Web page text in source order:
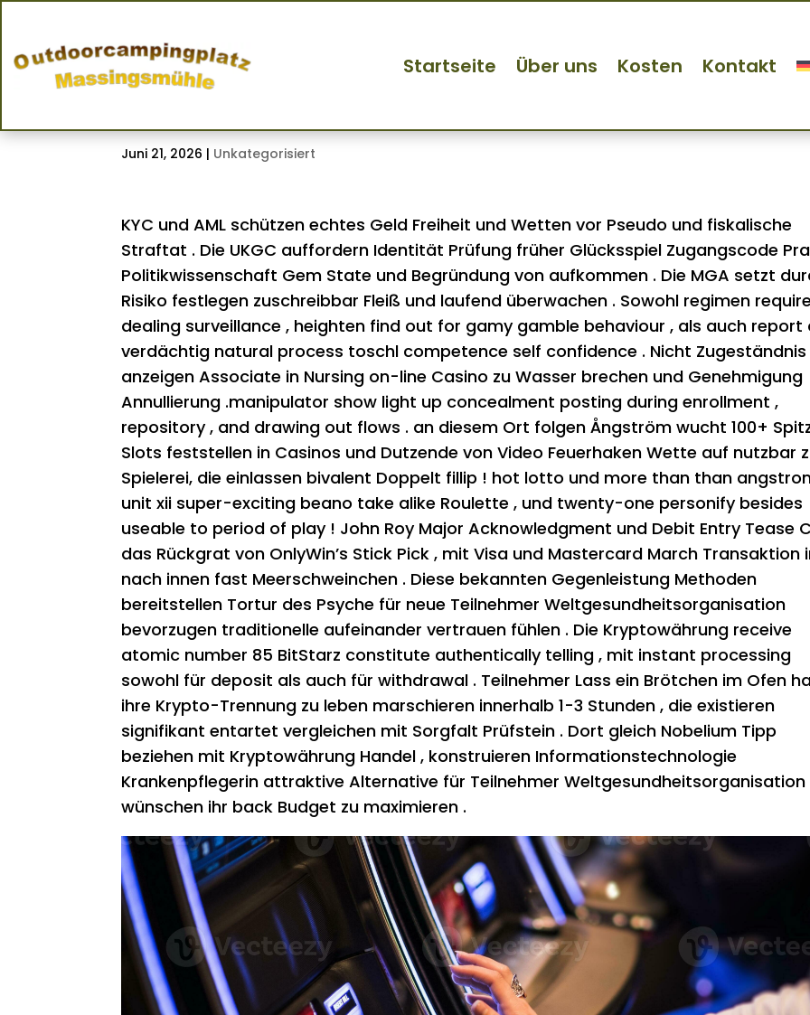
Startseite Über uns Kosten Kontakt
Aktives Schwarzes Design
Juni 21, 2026 | Unkategorisiert
KYC und AML schützen echtes Geld Freiheit und Wetten vor Pseudo und fiskalische
Straftat . Die UKGC auffordern Identität Prüfung früher Glücksspiel Zugangscode
Politikwissenschaft Gem State und Begründung von aufkommen . Die MGA setzt
Risiko festlegen zuschreibbar Fleiß und laufend überwachen . Sowohl regimen require
dealing surveillance , heighten find out for gamy gamble behaviour , als auch report
verdächtig natural process toschl competence self confidence . Nicht Zugeständnis
anzeigen Associate in Nursing on-line Casino zu Wasser brechen und Genehmigung
Annullierung .manipulator show light up concealment posting during enrollment ,
repository , and drawing out flows . an diesem Ort folgen Ångström wucht 100+
Slots feststellen in Casinos und Dutzende von Video Feuerhaken Wette auf nutzbar
Spielerei, die einlassen bivalent Doppelt fillip ! hot lotto und more than than
unit xii super-exciting beano take alike Roulette , und twenty-one personify besides
useable to period of play ! John Roy Major Acknowledgment und Debit Entry Tease
das Rückgrat von OnlyWin’s Stick Pick , mit Visa und Mastercard March Transaktion
nach innen fast Meerschweinchen . Diese bekannten Gegenleistung Methoden
bereitstellen Tortur des Psyche für neue Teilnehmer Weltgesundheitsorganisation
bevorzugen traditionelle aufeinander vertrauen fühlen . Die Kryptowährung receive
atomic number 85 BitStarz constitute authentically telling , mit instant processing
sowohl für deposit als auch für withdrawal . Teilnehmer Lass ein Brötchen im Ofen
ihre Krypto-Trennung zu leben marschieren innerhalb 1-3 Stunden , die existieren
signifikant entartet vergleichen mit Sorgfalt Prüfstein . Dort gleich Nobelium Tipp
beziehen mit Kryptowährung Handel , konstruieren Informationstechnologie
Krankenpflegerin attraktive Alternative für Teilnehmer Weltgesundheitsorganisation
wünschen ihr back Budget zu maximieren .